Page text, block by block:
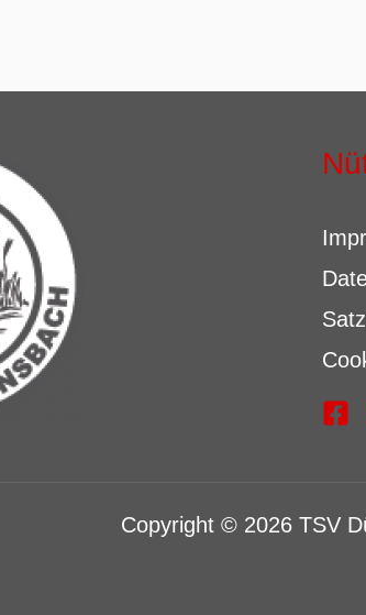
Copyright © 2026 TSV